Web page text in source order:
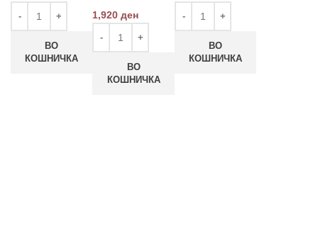
ВО
КОШНИЧКА
1,920 ден
ВО
КОШНИЧКА
ВО
КОШНИЧКА